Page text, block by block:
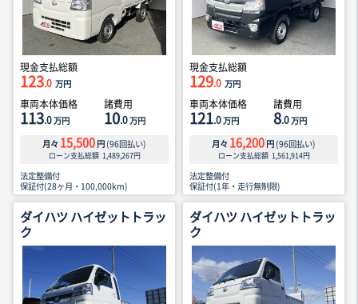
現金支払総額
123.0 万円
車両本体価格
113.0万円
諸費用
10.0万円
月々 15,500 円 (96回払い)
ローン支払総額 1,489,267円
法定整備付
保証付(28ヶ月・100,000km)
現金支払総額
129.0 万円
車両本体価格
121.0万円
諸費用
8.0万円
月々 16,200 円 (96回払い)
ローン支払総額 1,561,914円
法定整備付
保証付(1年・走行無制限)
ダイハツ ハイゼットトラッ
ク
ダイハツ ハイゼットトラッ
ク